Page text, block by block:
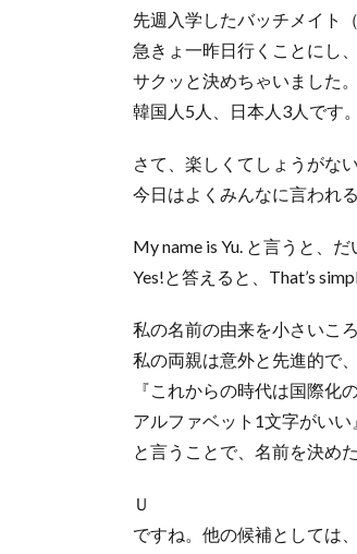
先週入学したバッチメイト
急きょ一昨日行くことにし
サクッと決めちゃいました。
韓国人5人、日本人3人です
さて、楽しくてしょうがな
今日はよくみんなに言われ
My name is Yu. と言うと、だ
Yes!と答えると、That’s
私の名前の由来を小さいこ
私の両親は意外と先進的で、
『これからの時代は国際化
アルファベット1文字がいい
と言うことで、名前を決め
Ｕ
ですね。他の候補としては